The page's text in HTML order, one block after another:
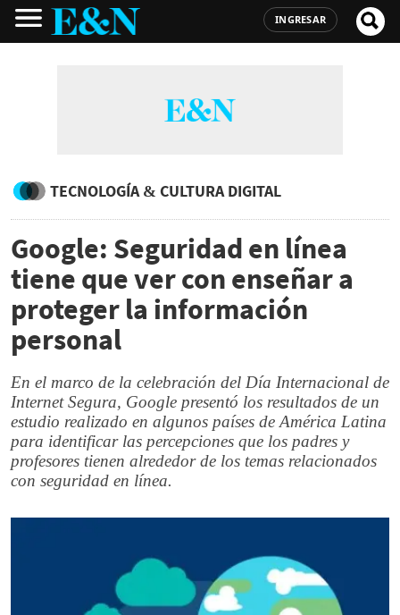
INGRESAR
TECNOLOGÍA & CULTURA DIGITAL
Google: Seguridad en línea
tiene que ver con enseñar a
proteger la información
personal
En el marco de la celebración del Día Internacional de
Internet Segura, Google presentó los resultados de un
estudio realizado en algunos países de América Latina
para identificar las percepciones que los padres y
profesores tienen alrededor de los temas relacionados
con seguridad en línea.